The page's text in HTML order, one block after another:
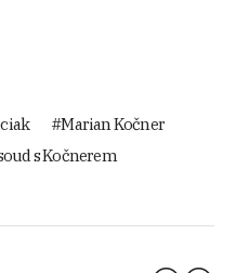
Marian Kočner
s Kočnerem